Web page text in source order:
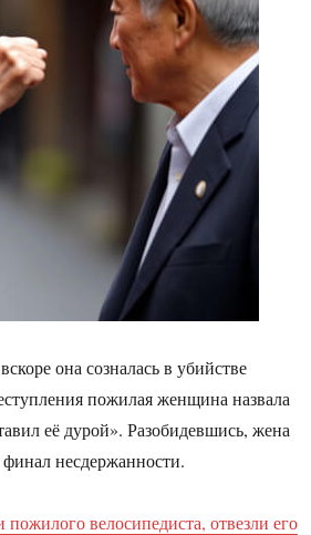
она созналась в убийстве
пожилая женщина назвала
её дурой». Разобидевшись, жена
несдержанности.
велосипедиста, отвезли его